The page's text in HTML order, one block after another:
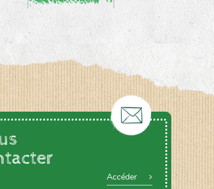
Accéder